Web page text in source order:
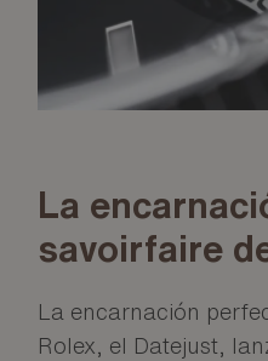
La
savoirfaire
La encarnación
Rolex, el Datejust,